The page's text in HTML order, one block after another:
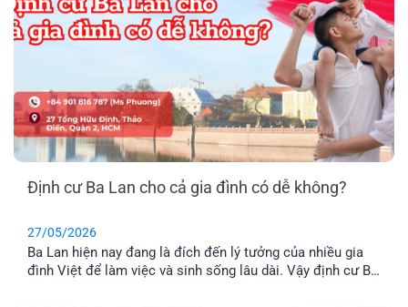
Định cư Ba Lan cho cả gia đình có dễ không?
27/05/2026
Ba Lan hiện nay đang là đích đến lý tưởng của nhiều gia
đình Việt để làm việc và sinh sống lâu dài. Vậy định cư Ba